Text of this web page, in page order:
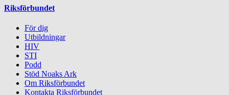
Riksförbundet
För dig
Utbildningar
HIV
STI
Podd
Stöd Noaks Ark
Om Riksförbundet
Kontakta Riksförbundet